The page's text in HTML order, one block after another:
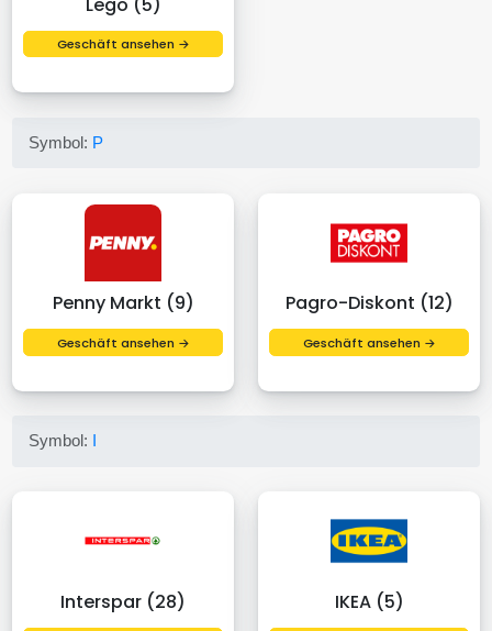
Geschäft ansehen →
Symbol: P
Penny Markt (9)
Geschäft ansehen →
Pagro-Diskont (12)
Geschäft ansehen →
Symbol: I
Interspar (28) IKEA (5)